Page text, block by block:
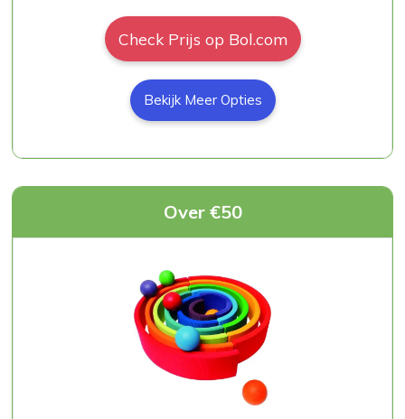
Check Prijs op Bol.com
Bekijk Meer Opties
Over €50